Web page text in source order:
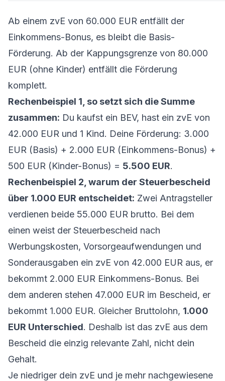
Ab einem zvE von 60.000 EUR entfällt der
Einkommens-Bonus, es bleibt die Basis-
Förderung. Ab der Kappungsgrenze von 80.000
EUR (ohne Kinder) entfällt die Förderung
komplett.
Rechenbeispiel 1, so setzt sich die Summe
zusammen: Du kaufst ein BEV, hast ein zvE von
42.000 EUR und 1 Kind. Deine Förderung: 3.000
EUR (Basis) + 2.000 EUR (Einkommens-Bonus) +
500 EUR (Kinder-Bonus) = 5.500 EUR.
Rechenbeispiel 2, warum der Steuerbescheid
über 1.000 EUR entscheidet: Zwei Antragsteller
verdienen beide 55.000 EUR brutto. Bei dem
einen weist der Steuerbescheid nach
Werbungskosten, Vorsorgeaufwendungen und
Sonderausgaben ein zvE von 42.000 EUR aus, er
bekommt 2.000 EUR Einkommens-Bonus. Bei
dem anderen stehen 47.000 EUR im Bescheid, er
bekommt 1.000 EUR. Gleicher Bruttolohn, 1.000
EUR Unterschied. Deshalb ist das zvE aus dem
Bescheid die einzig relevante Zahl, nicht dein
Gehalt.
Je niedriger dein zvE und je mehr nachgewiesene